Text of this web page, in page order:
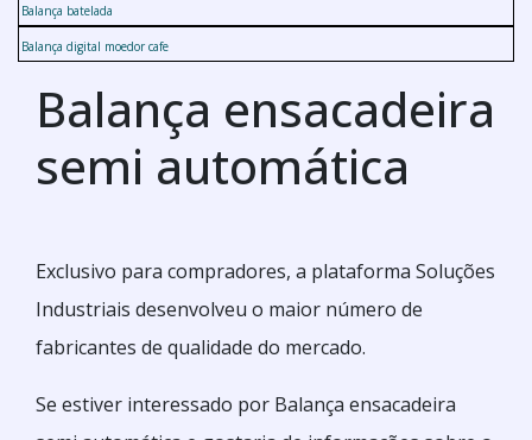
Balança batelada
Balança digital moedor cafe
Balança ensacadeira
semi automática
Exclusivo para compradores, a plataforma Soluções
Industriais desenvolveu o maior número de
fabricantes de qualidade do mercado.
Se estiver interessado por Balança ensacadeira